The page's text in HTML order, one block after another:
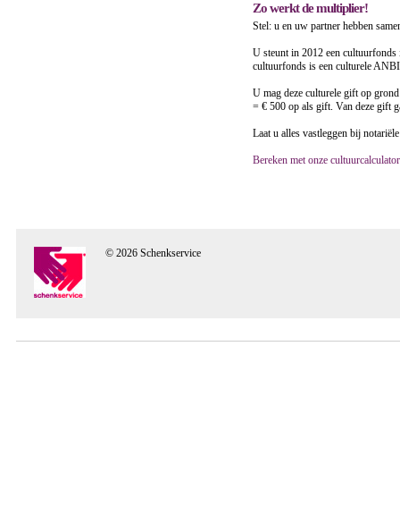
Zo werkt de multiplier!
Stel: u en uw partner hebben
U steunt in 2012 een cultuurfonds
cultuurfonds is een culturele
U mag deze culturele gift op
= € 500 op als gift. Van deze gift
Laat u alles vastleggen bij
Bereken met onze
© 2026 Schenkservice